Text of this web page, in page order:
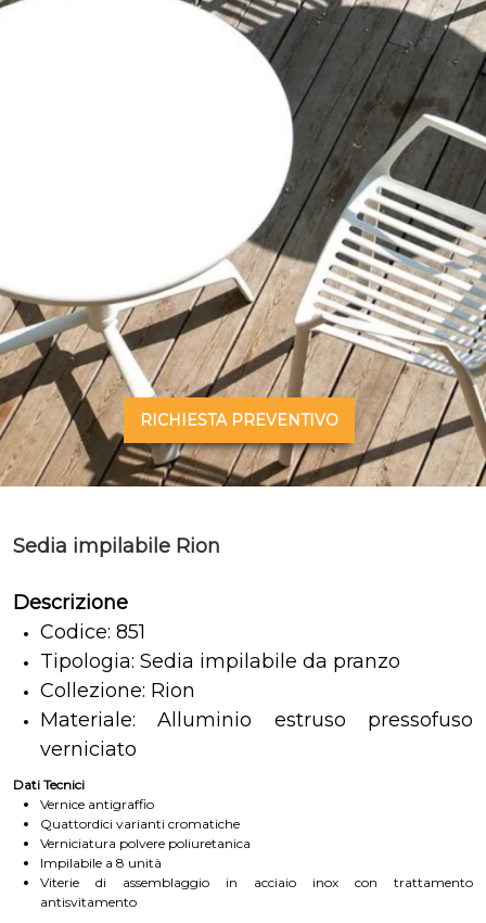
RICHIESTA PREVENTIVO
Sedia impilabile Rion
Descrizione
Codice: 851
Tipologia: Sedia impilabile da pranzo
Collezione: Rion
Materiale: Alluminio estruso pressofuso
verniciato
Dati Tecnici
Vernice antigraffio
Quattordici varianti cromatiche
Verniciatura polvere poliuretanica
Impilabile a 8 unità
Viterie di assemblaggio in acciaio inox con trattamento
antisvitamento